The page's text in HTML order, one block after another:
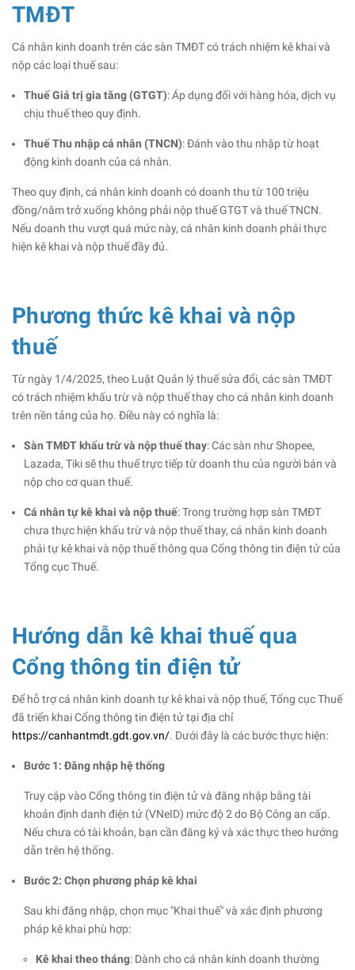
TMĐT
Cá nhân kinh doanh trên các sàn TMĐT có trách nhiệm kê khai và
nộp các loại thuế sau:​
Thuế Giá trị gia tăng (GTGT): Áp dụng đối với hàng hóa, dịch vụ
chịu thuế theo quy định.​
Thuế Thu nhập cá nhân (TNCN): Đánh vào thu nhập từ hoạt
động kinh doanh của cá nhân.​
Theo quy định, cá nhân kinh doanh có doanh thu từ 100 triệu
đồng/năm trở xuống không phải nộp thuế GTGT và thuế TNCN.
Nếu doanh thu vượt quá mức này, cá nhân kinh doanh phải thực
hiện kê khai và nộp thuế đầy đủ.​
Phương thức kê khai và nộp
thuế
Từ ngày 1/4/2025, theo Luật Quản lý thuế sửa đổi, các sàn TMĐT
có trách nhiệm khấu trừ và nộp thuế thay cho cá nhân kinh doanh
trên nền tảng của họ. Điều này có nghĩa là:​
Sàn TMĐT khấu trừ và nộp thuế thay: Các sàn như Shopee,
Lazada, Tiki sẽ thu thuế trực tiếp từ doanh thu của người bán và
nộp cho cơ quan thuế.​
Cá nhân tự kê khai và nộp thuế: Trong trường hợp sàn TMĐT
chưa thực hiện khấu trừ và nộp thuế thay, cá nhân kinh doanh
phải tự kê khai và nộp thuế thông qua Cổng thông tin điện tử của
Tổng cục Thuế.​
Hướng dẫn kê khai thuế qua
Cổng thông tin điện tử
Để hỗ trợ cá nhân kinh doanh tự kê khai và nộp thuế, Tổng cục Thuế
đã triển khai Cổng thông tin điện tử tại địa chỉ
https://canhantmdt.gdt.gov.vn/. Dưới đây là các bước thực hiện:​
Bước 1: Đăng nhập hệ thống
Truy cập vào Cổng thông tin điện tử và đăng nhập bằng tài
khoản định danh điện tử (VNeID) mức độ 2 do Bộ Công an cấp.
Nếu chưa có tài khoản, bạn cần đăng ký và xác thực theo hướng
dẫn trên hệ thống.​
Bước 2: Chọn phương pháp kê khai
Sau khi đăng nhập, chọn mục "Khai thuế" và xác định phương
pháp kê khai phù hợp:​
Kê khai theo tháng: Dành cho cá nhân kinh doanh thường